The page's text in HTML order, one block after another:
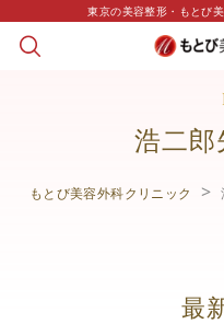
東京の美容整形・もとび
浩二郎
もとび美容外科クリニック
最